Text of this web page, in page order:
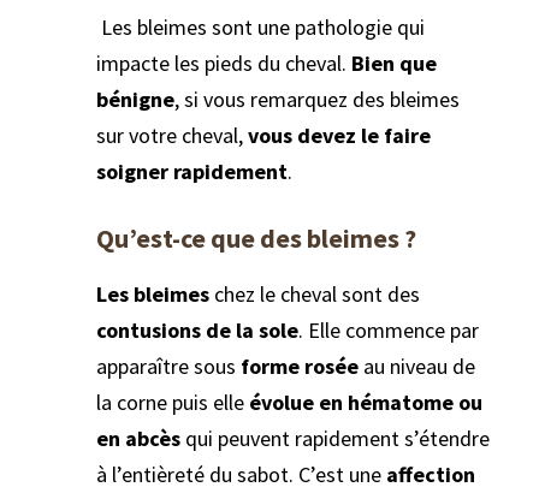
Les bleimes sont une pathologie qui
impacte les pieds du cheval. Bien que
bénigne, si vous remarquez des bleimes
sur votre cheval,vous devez le faire
soigner rapidement.
Qu’est-ce que des bleimes ?
Les bleimes chez le cheval sont des
contusions de la sole. Elle commence par
apparaître sous forme rosée au niveau de
la corne puis elle évolue en hématome ou
en abcès qui peuvent rapidement s’étendre
à l’entièreté du sabot. C’est une affection